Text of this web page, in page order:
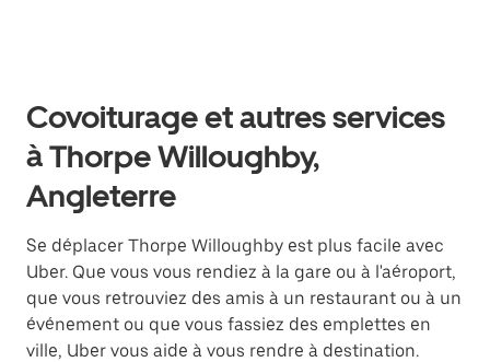
Covoiturage et autres services
à Thorpe Willoughby,
Angleterre
Se déplacer Thorpe Willoughby est plus facile avec
Uber. Que vous vous rendiez à la gare ou à l'aéroport,
que vous retrouviez des amis à un restaurant ou à un
événement ou que vous fassiez des emplettes en
ville, Uber vous aide à vous rendre à destination.